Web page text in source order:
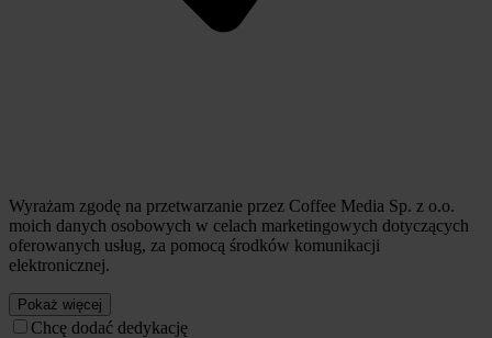
Wyrażam zgodę na przetwarzanie przez Coffee Media Sp. z o.o.
moich danych osobowych w celach marketingowych dotyczących
oferowanych usług, za pomocą środków komunikacji
elektronicznej.
Pokaż więcej
Chcę dodać dedykację